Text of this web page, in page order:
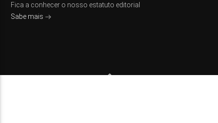
Fica a conhecer o nosso estatuto editorial
Sabe mais